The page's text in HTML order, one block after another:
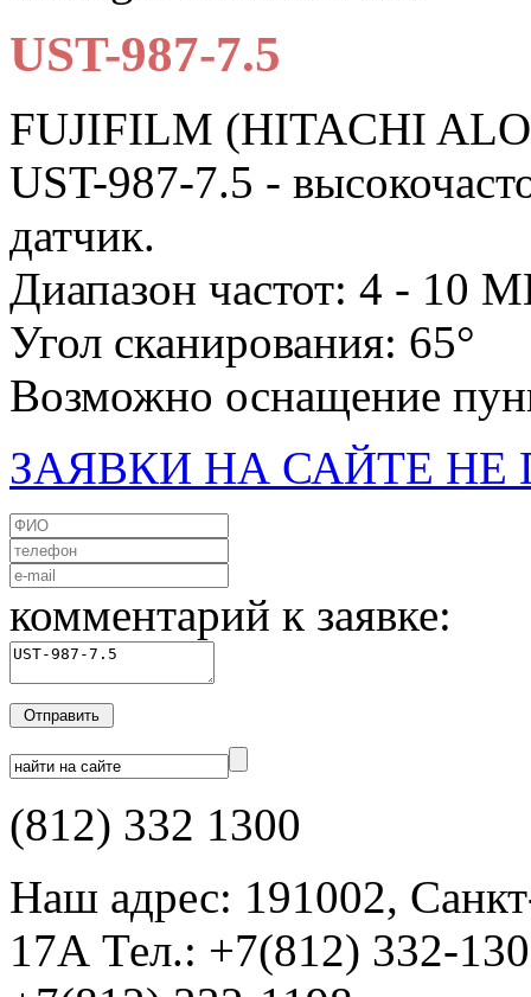
UST-987-7.5
FUJIFILM (HITACHI
UST-987-7.5 -
датчик.
Диапазон частот: 4 - 10
Угол сканирования: 65°
Возможно оснащение
ЗАЯВКИ НА САЙТЕ
комментарий к заявке:
(812) 332 1300
Наш адрес: 191002,
17А Тел.: +7(812) 332-